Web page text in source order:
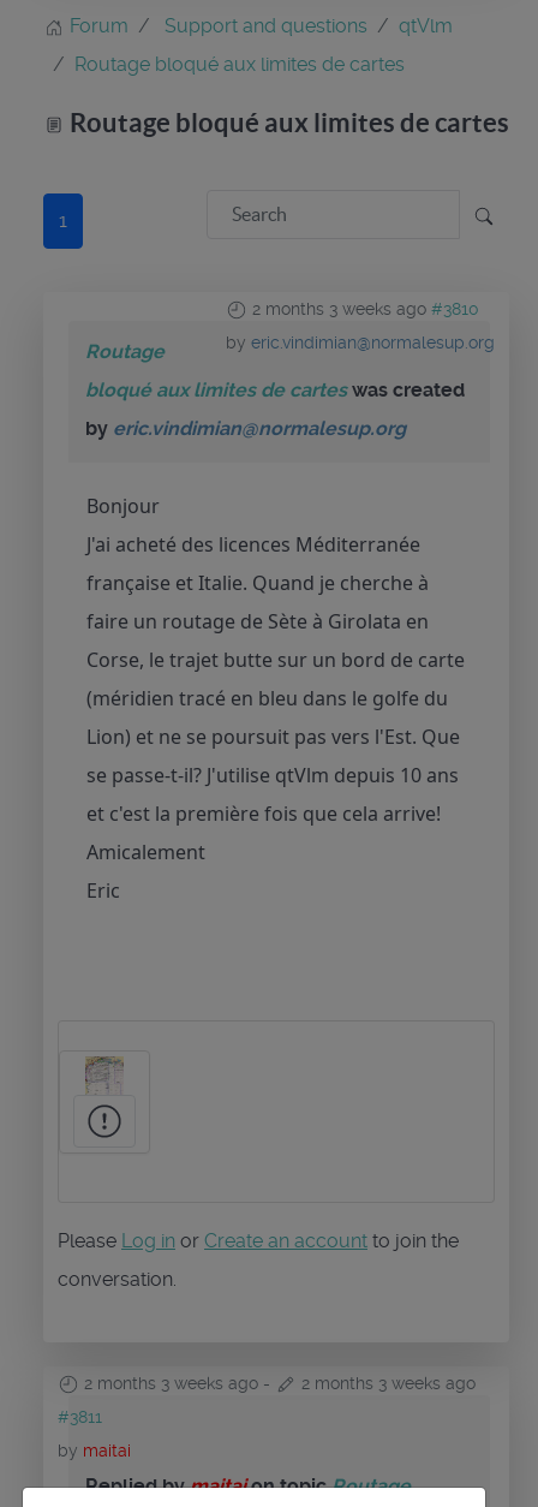
Forum Support and questions
qtVlm
Routage bloqué aux limites de cartes
Routage bloqué aux limites de cartes
1
2 months 3 weeks ago #3810
by eric.vindimian@normalesup.org
Routage
bloqué aux limites de carteswas created
by eric.vindimian@normalesup.org
Bonjour
J'ai acheté des licences Méditerranée
française et Italie. Quand je cherche à
faire un routage de Sète à Girolata en
Corse, le trajet butte sur un bord de carte
(méridien tracé en bleu dans le golfe du
Lion) et ne se poursuit pas vers l'Est. Que
se passe-t-il? J'utilise qtVlm depuis 10 ans
et c'est la première fois que cela arrive!
Amicalement
Eric
Please Log in or Create an account to join the
conversation.
2 months 3 weeks ago -
2 months 3 weeks ago
#3811
by maitai
Replied bymaitaion topicRoutage